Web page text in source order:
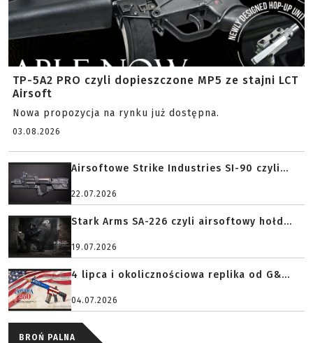
TP-5A2 PRO czyli dopieszczone MP5 ze stajni LCT
Airsoft
Nowa propozycja na rynku już dostępna.
03.08.2026
Airsoftowe Strike Industries SI-90 czyli...
22.07.2026
Stark Arms SA-226 czyli airsoftowy hołd...
19.07.2026
4 lipca i okolicznościowa replika od G&...
04.07.2026
BROŃ PALNA